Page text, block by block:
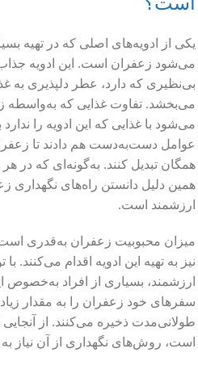
یکی از ادویه‌های اصلی که در تهیه
می‌شود زعفران است. این ادویه
بی‌نظیری که دارد، عطر دلپذیری به
می‌بخشد. تفاوت غذایی که به‌واسطه
می‌شود با غذایی که این ادویه را
عوامل دست‌به‌دست هم دادند تا
همگان تبدیل کنند. به‌گونه‌ای که در هر
همین دلیل دانستن راه‌های نگهداری
ارزشمند است.
میزان محبوبیت زعفران به‌قدری
نیز به تهیه این ادویه اقدام می‌کنند.
ارزشمند، بسیاری از افراد به‌خصوص
سفرهای خود زعفران را به مقدار زیاد
طولانی‌مدت ذخیره می‌کنند. از
است، روش‌های نگهداری از آن نیاز